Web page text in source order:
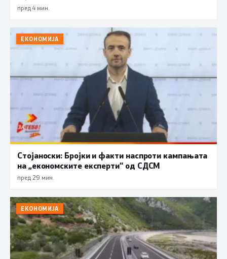
пред 4 мин.
ЕКОНОМИЈА
Стојаноски: Бројки и факти наспроти кампањата
на „економските експерти“ од СДСM
пред 29 мин.
ЕКОНОМИЈА